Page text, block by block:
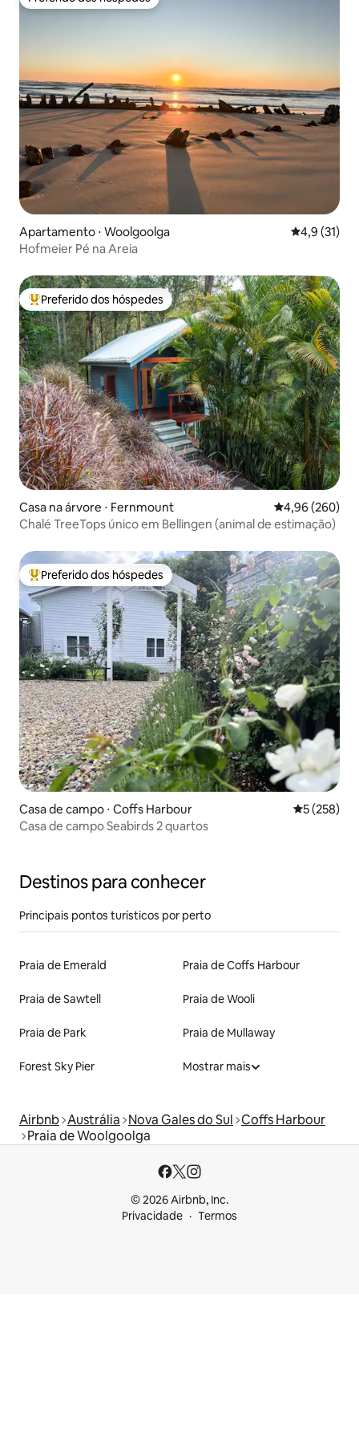
Preferido dos hóspedes
Apartamento ⋅ Woolgoolga 4,9 de uma
4,9 (31)
Hofmeier Pé na Areia
Entre os melhores preferidos dos hóspedes
Preferido dos hóspedes
Casa na árvore ⋅ Fernmount 4,96 de uma
4,96 (260)
Chalé TreeTops único em Bellingen (animal de estimação)
Entre os melhores preferidos dos hóspedes
Preferido dos hóspedes
Casa de campo ⋅ Coffs Harbour 5 de uma
5 (258)
Casa de campo Seabirds 2 quartos
Destinos para conhecer
Principais pontos turísticos por perto
Praia de Emerald Praia de Coffs Harbour
Praia de Sawtell Praia de Wooli
Praia de Park Praia de Mullaway
Forest Sky Pier Mostrar mais
Airbnb Austrália Nova Gales do Sul Coffs Harbour
Praia de Woolgoolga
© 2026 Airbnb, Inc.
Privacidade
Termos